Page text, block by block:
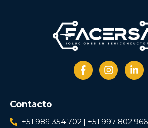
Contacto
+51 989 354 702 | +51 997 802 966